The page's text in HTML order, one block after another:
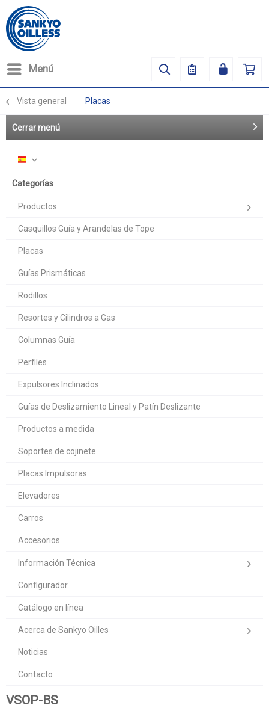
Menú
Vista general Placas
Cerrar menú
Español
Categorías
Productos
Casquillos Guía y Arandelas de Tope
Placas
Guías Prismáticas
Rodillos
Resortes y Cilindros a Gas
Columnas Guía
Perfiles
Expulsores Inclinados
Guías de Deslizamiento Lineal y Patín Deslizante
Productos a medida
Soportes de cojinete
Placas Impulsoras
Elevadores
Carros
Accesorios
Información Técnica
Configurador
Catálogo en línea
Acerca de Sankyo Oilles
Noticias
Contacto
VSOP-BS